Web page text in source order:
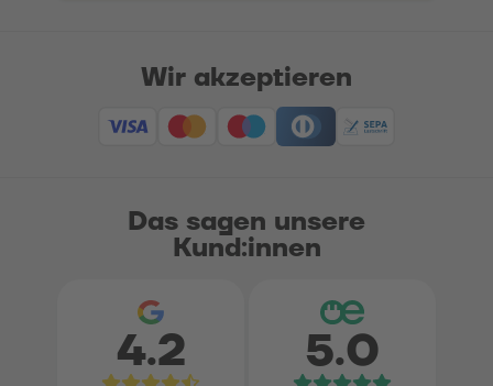
Das sagen unsere
Kund:innen
Bewertungen bei Google
4.2 5.0
Wir akzeptieren